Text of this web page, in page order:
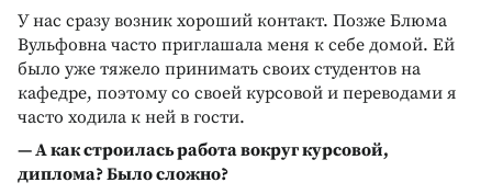
У нас сразу возник хороший контакт. Позже Блюма
Вульфовна часто приглашала меня к себе домой. Ей
было уже тяжело принимать своих студентов на
кафедре, поэтому со своей курсовой и переводами я
часто ходила к ней в гости.
— А как строилась работа вокруг курсовой,
диплома? Было сложно?